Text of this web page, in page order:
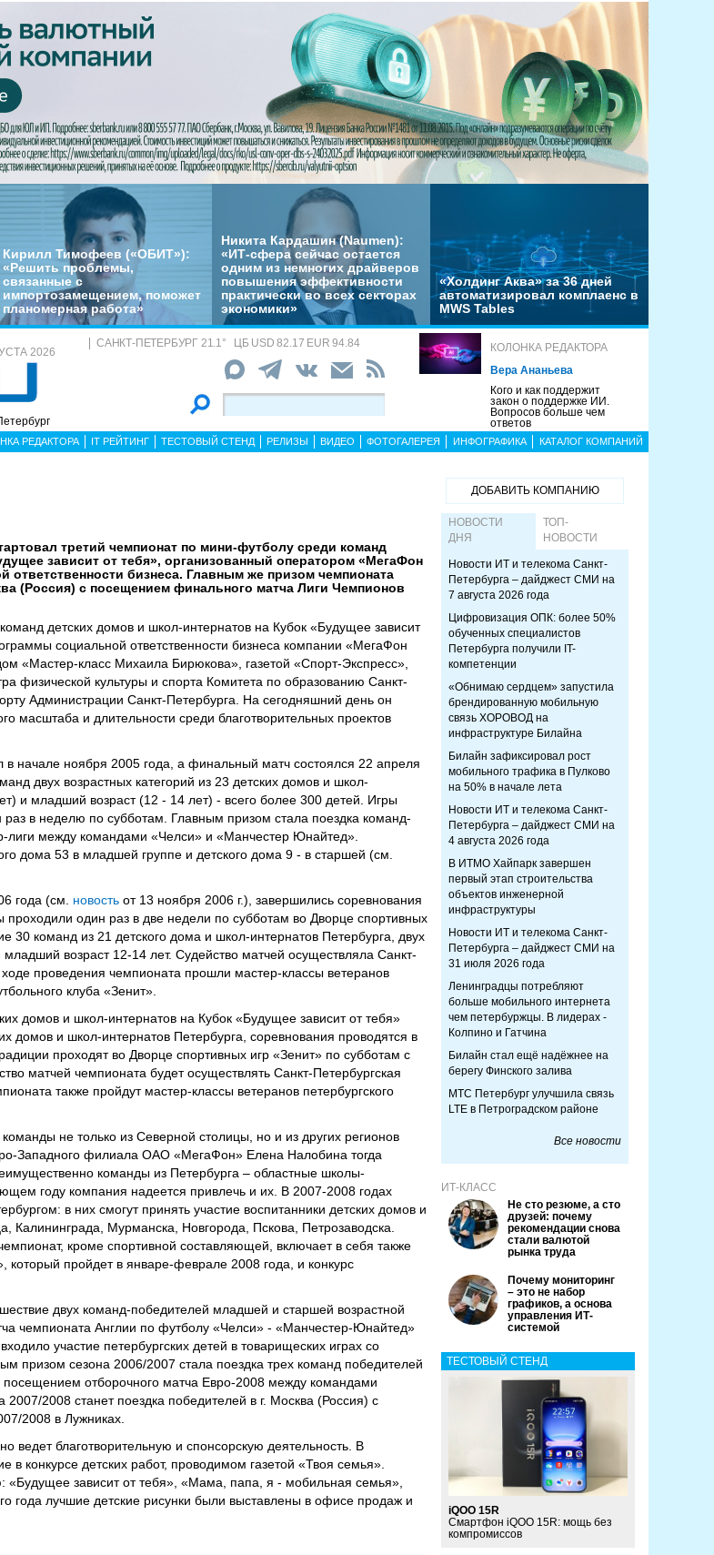
Кирилл Тимофеев («ОБИТ»):
«Решить проблемы,
связанные с
импортозамещением, поможет
планомерная работа»
Никита Кардашин (Naumen):
«ИТ-сфера сейчас остается
одним из немногих драйверов
повышения эффективности
практически во всех секторах
экономики»
«Холдинг Аква» за 36 дней
автоматизировал комплаенс в
MWS Tables
2026
САНКТ-ПЕТЕРБУРГ 21.1° ЦБ USD 82.17 EUR 94.84
КОЛОНКА РЕДАКТОРА
Вера Ананьева
Кого и как поддержит
закон о поддержке ИИ.
Вопросов больше чем
ответов
РЕДАКТОРА IT РЕЙТИНГ ТЕСТОВЫЙ СТЕНД РЕЛИЗЫ ВИДЕО ФОТОГАЛЕРЕЯ ИНФОГРАФИКА КАТАЛОГ КОМПАНИЙ
третий чемпионат по мини-футболу среди команд
зависит от тебя», организованный оператором «МегаФон
бизнеса. Главным же призом чемпионата
(Россия) с посещением финального матча Лиги Чемпионов
детских домов и школ-интернатов на Кубок «Будущее зависит
социальной ответственности бизнеса компании «МегаФон
«Мастер-класс Михаила Бирюкова», газетой «Спорт-Экспресс»,
физической культуры и спорта Комитета по образованию Санкт-
Администрации Санкт-Петербурга. На сегодняшний день он
масштаба и длительности среди благотворительных проектов
начале ноября 2005 года, а финальный матч состоялся 22 апреля
двух возрастных категорий из 23 детских домов и школ-
и младший возраст (12 - 14 лет) - всего более 300 детей. Игры
в неделю по субботам. Главным призом стала поездка команд-
лиги между командами «Челси» и «Манчестер Юнайтед».
дома 53 в младшей группе и детского дома 9 - в старшей (см.
года (см. новость от 13 ноября 2006 г.), завершились соревнования
проходили один раз в две недели по субботам во Дворце спортивных
30 команд из 21 детского дома и школ-интернатов Петербурга, двух
возраст 12-14 лет. Судейство матчей осуществляла Санкт-
проведения чемпионата прошли мастер-классы ветеранов
клуба «Зенит».
домов и школ-интернатов на Кубок «Будущее зависит от тебя»
домов и школ-интернатов Петербурга, соревнования проводятся в
проходят во Дворце спортивных игр «Зенит» по субботам с
матчей чемпионата будет осуществлять Санкт-Петербургская
также пройдут мастер-классы ветеранов петербургского
не только из Северной столицы, но и из других регионов
Западного филиала ОАО «МегаФон» Елена Налобина тогда
команды из Петербурга – областные школы-
году компания надеется привлечь и их. В 2007-2008 годах
в них смогут принять участие воспитанники детских домов и
Калининграда, Мурманска, Новгорода, Пскова, Петрозаводска.
кроме спортивной составляющей, включает в себя также
пройдет в январе-феврале 2008 года, и конкурс
двух команд-победителей младшей и старшей возрастной
чемпионата Англии по футболу «Челси» - «Манчестер-Юнайтед»
участие петербургских детей в товарищеских играх со
призом сезона 2006/2007 стала поездка трех команд победителей
посещением отборочного матча Евро-2008 между командами
2008 станет поездка победителей в г. Москва (Россия) с
2008 в Лужниках.
благотворительную и спонсорскую деятельность. В
в конкурсе детских работ, проводимом газетой «Твоя семья».
зависит от тебя», «Мама, папа, я - мобильная семья»,
года лучшие детские рисунки были выставлены в офисе продаж и
ДОБАВИТЬ КОМПАНИЮ
НОВОСТИ
ДНЯ
ТОП-
НОВОСТИ
Новости ИТ и телекома Санкт-
Петербурга – дайджест СМИ на
7 августа 2026 года
Цифровизация ОПК: более 50%
обученных специалистов
Петербурга получили IT-
компетенции
«Обнимаю сердцем» запустила
брендированную мобильную
связь ХОРОВОД на
инфраструктуре Билайна
Билайн зафиксировал рост
мобильного трафика в Пулково
на 50% в начале лета
Новости ИТ и телекома Санкт-
Петербурга – дайджест СМИ на
4 августа 2026 года
В ИТМО Хайпарк завершен
первый этап строительства
объектов инженерной
инфраструктуры
Новости ИТ и телекома Санкт-
Петербурга – дайджест СМИ на
31 июля 2026 года
Ленинградцы потребляют
больше мобильного интернета
чем петербуржцы. В лидерах -
Колпино и Гатчина
Билайн стал ещё надёжнее на
берегу Финского залива
МТС Петербург улучшила связь
LTE в Петроградском районе
Все новости
ИТ-КЛАСС
Не сто резюме, а сто
друзей: почему
рекомендации снова
стали валютой
рынка труда
Почему мониторинг
– это не набор
графиков, а основа
управления ИТ-
системой
ТЕСТОВЫЙ СТЕНД
iQOO 15R
Смартфон iQOO 15R: мощь без
компромиссов